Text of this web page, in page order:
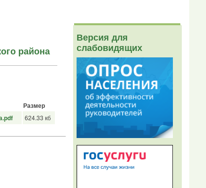
района
Размер
624.33 кб
Версия для
слабовидящих